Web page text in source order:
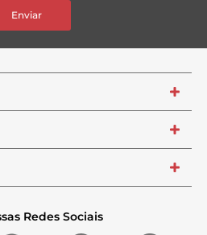
Enviar
+
+
+
Redes Sociais